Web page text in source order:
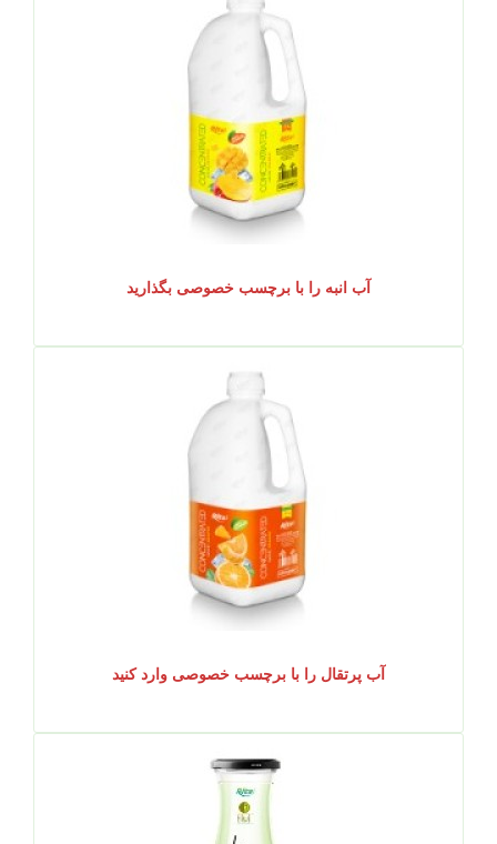
آب انبه را با برچسب خصوصی بگذارید
آب پرتقال را با برچسب خصوصی وارد کنید